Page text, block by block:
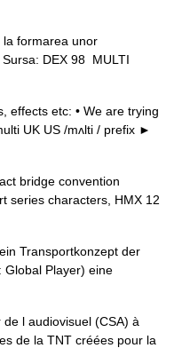
formarea unor
DEX 98 MULTI
effects etc: • We are trying
UK US /mʌlti / prefix ►
bridge convention
series characters, HMX 12
Transportkonzept der
Global Player) eine
l audiovisuel (CSA) à
de la TNT créées pour la